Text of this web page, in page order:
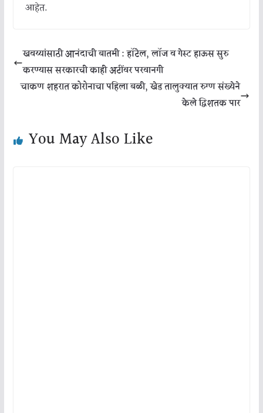
आहेत.
खवय्यांसाठी आनंदाची बातमी : हॉटेल, लॉज व गेस्ट हाऊस सुरु
करण्यास सरकारची काही अटींवर परवानगी
चाकण शहरात कोरोनाचा पहिला बळी, खेड तालुक्यात रुग्ण संख्येने
केले द्विशतक पार
You May Also Like